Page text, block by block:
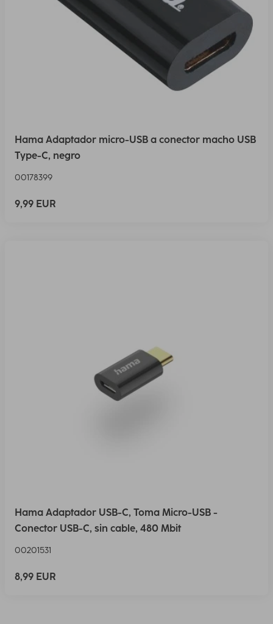
Hama Adaptador micro-USB a conector macho USB
Type-C, negro
00178399
9,99 EUR
Hama Adaptador USB-C, Toma Micro-USB -
Conector USB-C, sin cable, 480 Mbit
00201531
8,99 EUR